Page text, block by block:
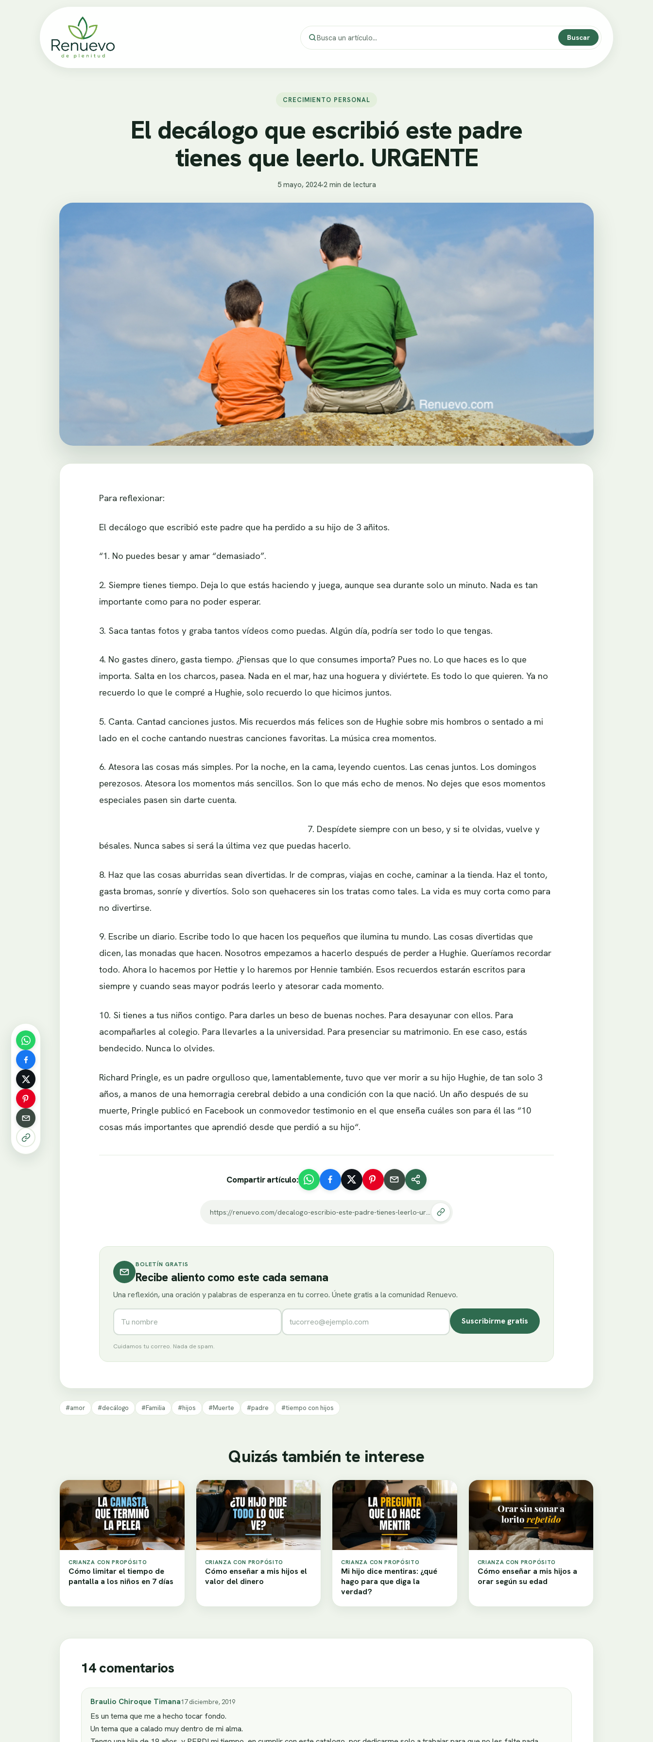
Buscar
CRECIMIENTO PERSONAL
El decálogo que escribió este padre
tienes que leerlo. URGENTE
5 mayo, 2024•2 min de lectura
Para reflexionar:
El decálogo que escribió este padre que ha perdido a su hijo de 3 añitos.
“1. No puedes besar y amar “demasiado”.
2. Siempre tienes tiempo. Deja lo que estás haciendo y juega, aunque sea durante solo un minuto. Nada es tan
importante como para no poder esperar.
3. Saca tantas fotos y graba tantos vídeos como puedas. Algún día, podría ser todo lo que tengas.
4. No gastes dinero, gasta tiempo. ¿Piensas que lo que consumes importa? Pues no. Lo que haces es lo que
importa. Salta en los charcos, pasea. Nada en el mar, haz una hoguera y diviértete. Es todo lo que quieren. Ya no
recuerdo lo que le compré a Hughie, solo recuerdo lo que hicimos juntos.
5. Canta. Cantad canciones justos. Mis recuerdos más felices son de Hughie sobre mis hombros o sentado a mi
lado en el coche cantando nuestras canciones favoritas. La música crea momentos.
6. Atesora las cosas más simples. Por la noche, en la cama, leyendo cuentos. Las cenas juntos. Los domingos
perezosos. Atesora los momentos más sencillos. Son lo que más echo de menos. No dejes que esos momentos
especiales pasen sin darte cuenta.
7. Despídete siempre con un beso, y si te olvidas, vuelve y
bésales. Nunca sabes si será la última vez que puedas hacerlo.
8. Haz que las cosas aburridas sean divertidas. Ir de compras, viajas en coche, caminar a la tienda. Haz el tonto,
gasta bromas, sonríe y divertíos. Solo son quehaceres sin los tratas como tales. La vida es muy corta como para
no divertirse.
9. Escribe un diario. Escribe todo lo que hacen los pequeños que ilumina tu mundo. Las cosas divertidas que
dicen, las monadas que hacen. Nosotros empezamos a hacerlo después de perder a Hughie. Queríamos recordar
todo. Ahora lo hacemos por Hettie y lo haremos por Hennie también. Esos recuerdos estarán escritos para
siempre y cuando seas mayor podrás leerlo y atesorar cada momento.
10. Si tienes a tus niños contigo. Para darles un beso de buenas noches. Para desayunar con ellos. Para
acompañarles al colegio. Para llevarles a la universidad. Para presenciar su matrimonio. En ese caso, estás
bendecido. Nunca lo olvides.
Richard Pringle, es un padre orgulloso que, lamentablemente, tuvo que ver morir a su hijo Hughie, de tan solo 3
años, a manos de una hemorragia cerebral debido a una condición con la que nació. Un año después de su
muerte, Pringle publicó en Facebook un conmovedor testimonio en el que enseña cuáles son para él las “10
cosas más importantes que aprendió desde que perdió a su hijo“.
Compartir artículo:
BOLETÍN GRATIS
Recibe aliento como este cada semana
Una reflexión, una oración y palabras de esperanza en tu correo. Únete gratis a la comunidad Renuevo.
Nombre Correo electrónico
Suscribirme gratis
Cuidamos tu correo. Nada de spam.
#amor #decálogo #Familia #hijos #Muerte #padre #tiempo con hijos
Quizás también te interese
CRIANZA CON PROPÓSITO
Cómo limitar el tiempo de
pantalla a los niños en 7 días
CRIANZA CON PROPÓSITO
Cómo enseñar a mis hijos el
valor del dinero
CRIANZA CON PROPÓSITO
Mi hijo dice mentiras: ¿qué
hago para que diga la
verdad?
CRIANZA CON PROPÓSITO
Cómo enseñar a mis hijos a
orar según su edad
14 comentarios
Braulio Chiroque Timana17 diciembre, 2019
Es un tema que me a hecho tocar fondo.
Un tema que a calado muy dentro de mi alma.